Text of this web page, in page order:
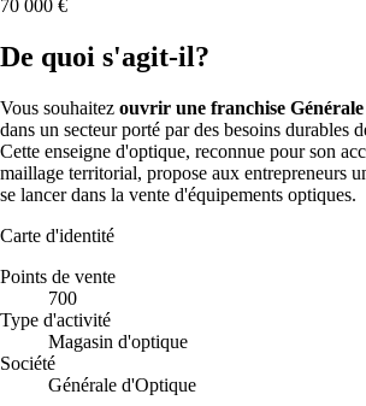
70 000 €
De quoi s'agit-il?
Vous souhaitez ouvrir une franchise
dans un secteur porté par des besoins durables
Cette enseigne d'optique, reconnue pour son
maillage territorial, propose aux entrepreneurs
se lancer dans la vente d'équipements optiques.
Carte d'identité
Points de vente
700
Type d'activité
Magasin d'optique
Société
Générale d'Optique